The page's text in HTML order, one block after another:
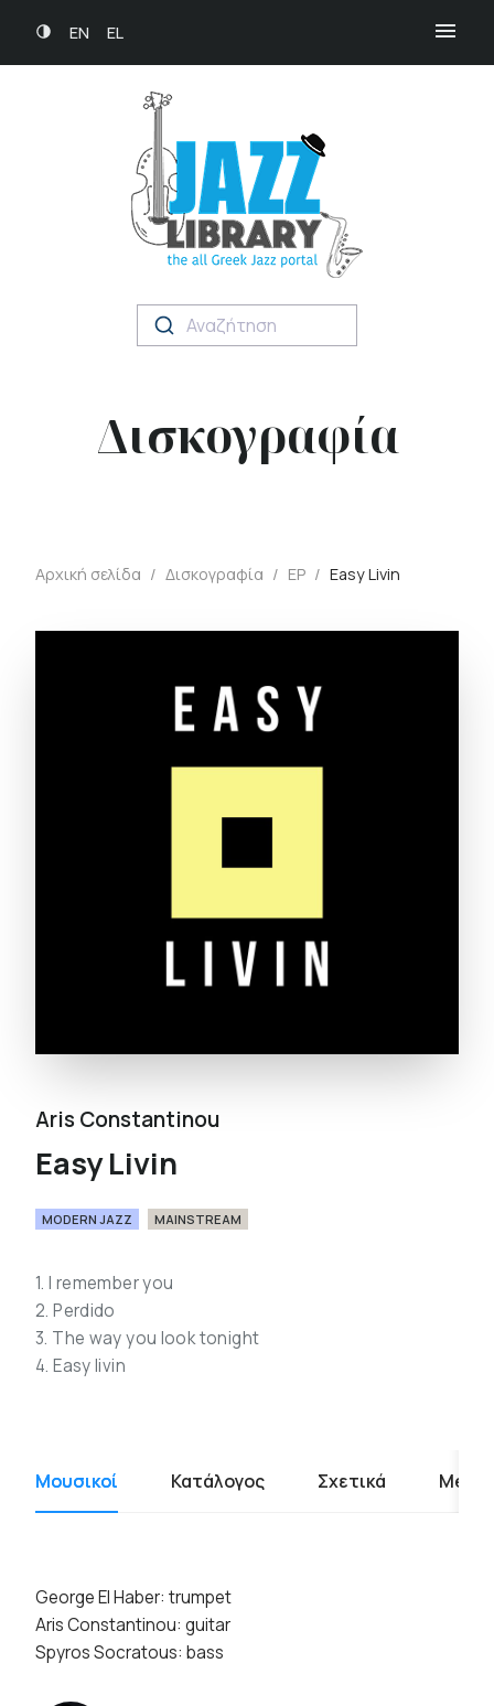
EN EL
Αναζήτηση
Δισκογραφία
Αρχική σελίδα / Δισκογραφία / EP / Easy Livin
Aris Constantinou
Easy Livin
MODERN JAZZ MAINSTREAM
1. I remember you
2. Perdido
3. The way you look tonight
4. Easy livin
Μουσικοί Κατάλογος Σχετικά Media
George El Haber: trumpet
Aris Constantinou: guitar
Spyros Socratous: bass